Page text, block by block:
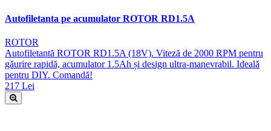
Autofiletanta pe acumulator ROTOR RD1.5A
ROTOR
Autofiletantă ROTOR RD1.5A (18V). Viteză de 2000 RPM pentru
găurire rapidă, acumulator 1.5Ah și design ultra-manevrabil. Ideală
pentru DIY. Comandă!
217 Lei